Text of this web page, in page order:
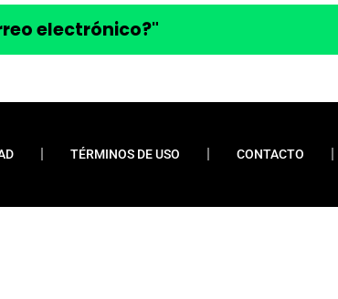
electrónico?"
TÉRMINOS DE USO CONTACTO